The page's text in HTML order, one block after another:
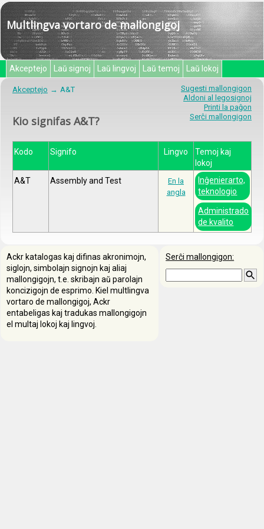
Multlingva vortaro de mallongigoj
Akceptejo Laŭ signoj Laŭ lingvoj Laŭ temoj Laŭ lokoj
Sugesti mallongigon
Aldoni al legosignoj
Printi la paĝon
Serĉi mallongigon
Akceptejo A&T
Kio signifas A&T?
Kodo Signifo Lingvo
Temoj kaj
lokoj
A&T
Assembly and Test
En la
angla
Inĝenierarto,
teknologio
Administrado
de kvalito
Serĉi mallongigon:
Ackr katalogas kaj difinas akronimojn,
siglojn, simbolajn signojn kaj aliaj
mallongigojn, t.e. skribajn aŭ parolajn
koncizigojn de esprimo. Kiel multlingva
vortaro de mallongigoj, Ackr
entabeligas kaj tradukas mallongigojn
el multaj lokoj kaj lingvoj.